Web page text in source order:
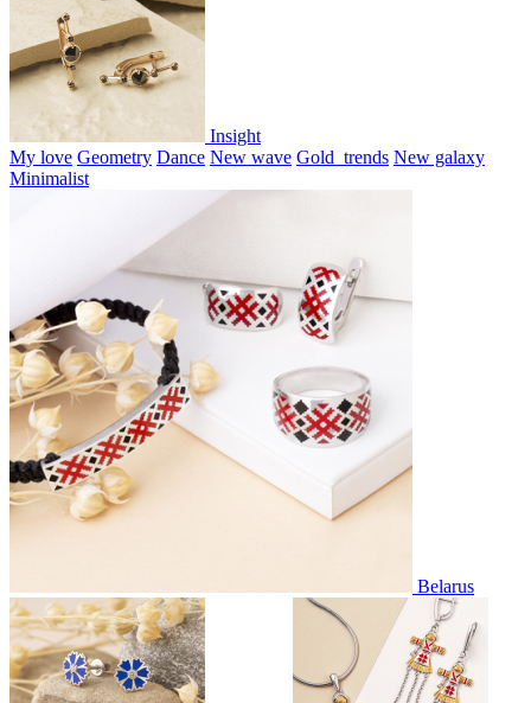
Insight
My love Geometry Dance New wave Gold_trends New galaxy
Minimalist
Belarus